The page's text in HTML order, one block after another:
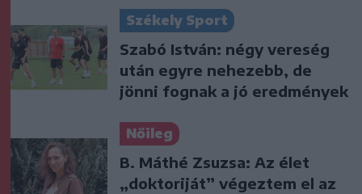
Székely Sport
Szabó István: négy vereség
után egyre nehezebb, de
jönni fognak a jó eredmények
Nőileg
B. Máthé Zsuzsa: Az élet
„doktoriját” végeztem el az